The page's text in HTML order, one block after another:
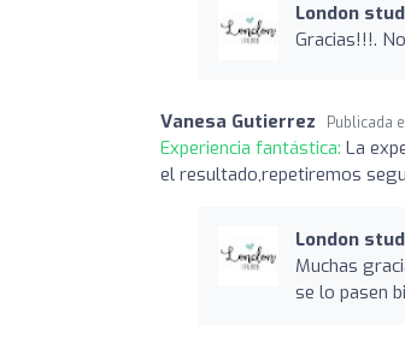
London
Gracias!!!.
Vanesa Gutierrez Publicada
Experiencia fantástica: La
el resultado,repetiremos
London
Muchas
se lo pasen